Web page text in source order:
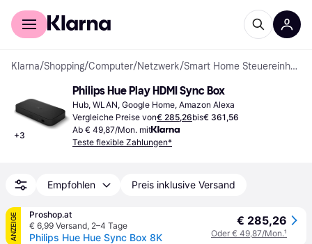
Für Shopper
Klarna/Shopping/Computer/Netzwerk/ Smart Home Steuereinheiten
+3
Philips Hue Play HDMI Sync Box
Hub, WLAN, Google Home, Amazon Alexa
Vergleiche Preise von€ 285,26bis€ 361,56
Ab € 49,87/Mon. mit
Teste flexible Zahlungen*
Empfohlen Preis inklusive Versand
ANZEIGE
Proshop.at
€ 6,99 Versand, 2–4 Tage
Philips Hue Hue Sync Box 8K
€ 285,26
Oder € 49,87/Mon.¹